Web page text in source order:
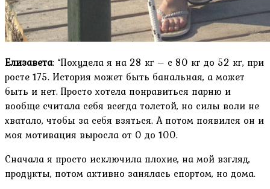
Елизавета: “Похудела я на 28 кг – с 80 кг до 52 кг, при
росте 175. История может быть банальная, а может
быть и нет. Просто хотела понравиться парню и
вообще считала себя всегда толстой, но силы воли не
хватало, чтобы за себя взяться. А потом появился он и
моя мотивация выросла от 0 до 100.
Сначала я просто исключила плохие, на мой взгляд,
продукты, потом активно занялась спортом, но дома.